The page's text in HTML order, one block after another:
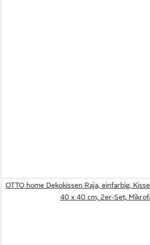
OTTO home Dekokissen Raja, einfarbig,
40 x 40 cm, 2er-Set,